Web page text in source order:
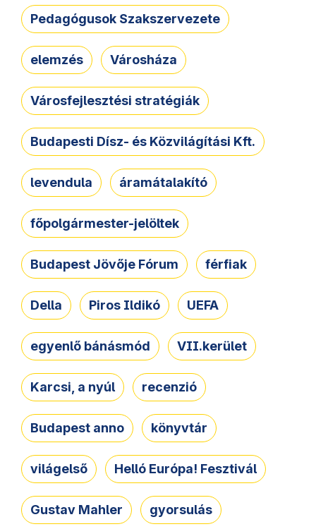
Pedagógusok Szakszervezete
elemzés Városháza
Városfejlesztési stratégiák
Budapesti Dísz- és Közvilágítási Kft.
levendula áramátalakító
főpolgármester-jelöltek
Budapest Jövője Fórum férfiak
Della Piros Ildikó UEFA
egyenlő bánásmód VII.kerület
Karcsi, a nyúl recenzió
Budapest anno könyvtár
világelső Helló Európa! Fesztivál
Gustav Mahler gyorsulás